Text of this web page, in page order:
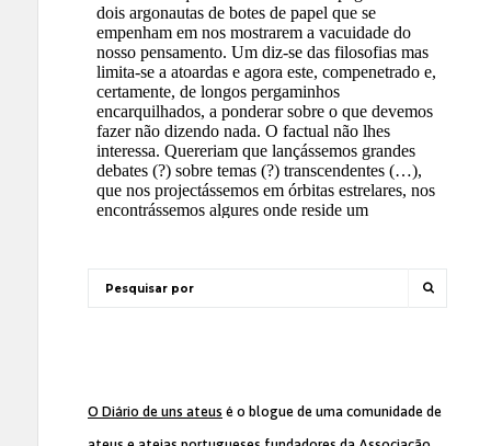
O Diário de uns ateus é o blogue de uma comunidade de